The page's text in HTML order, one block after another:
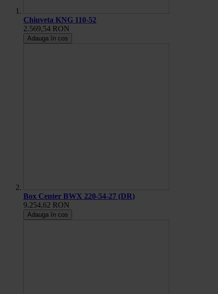
Chiuveta KNG 110-52
2.569,54 RON
Adauga în cos
Box Center BWX 220-54-27 (DR)
9.254,62 RON
Adauga în cos